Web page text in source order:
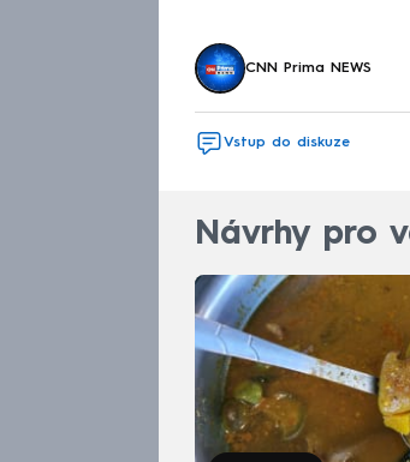
CNN Prima NEWS
Vstup do diskuze
Návrhy pro